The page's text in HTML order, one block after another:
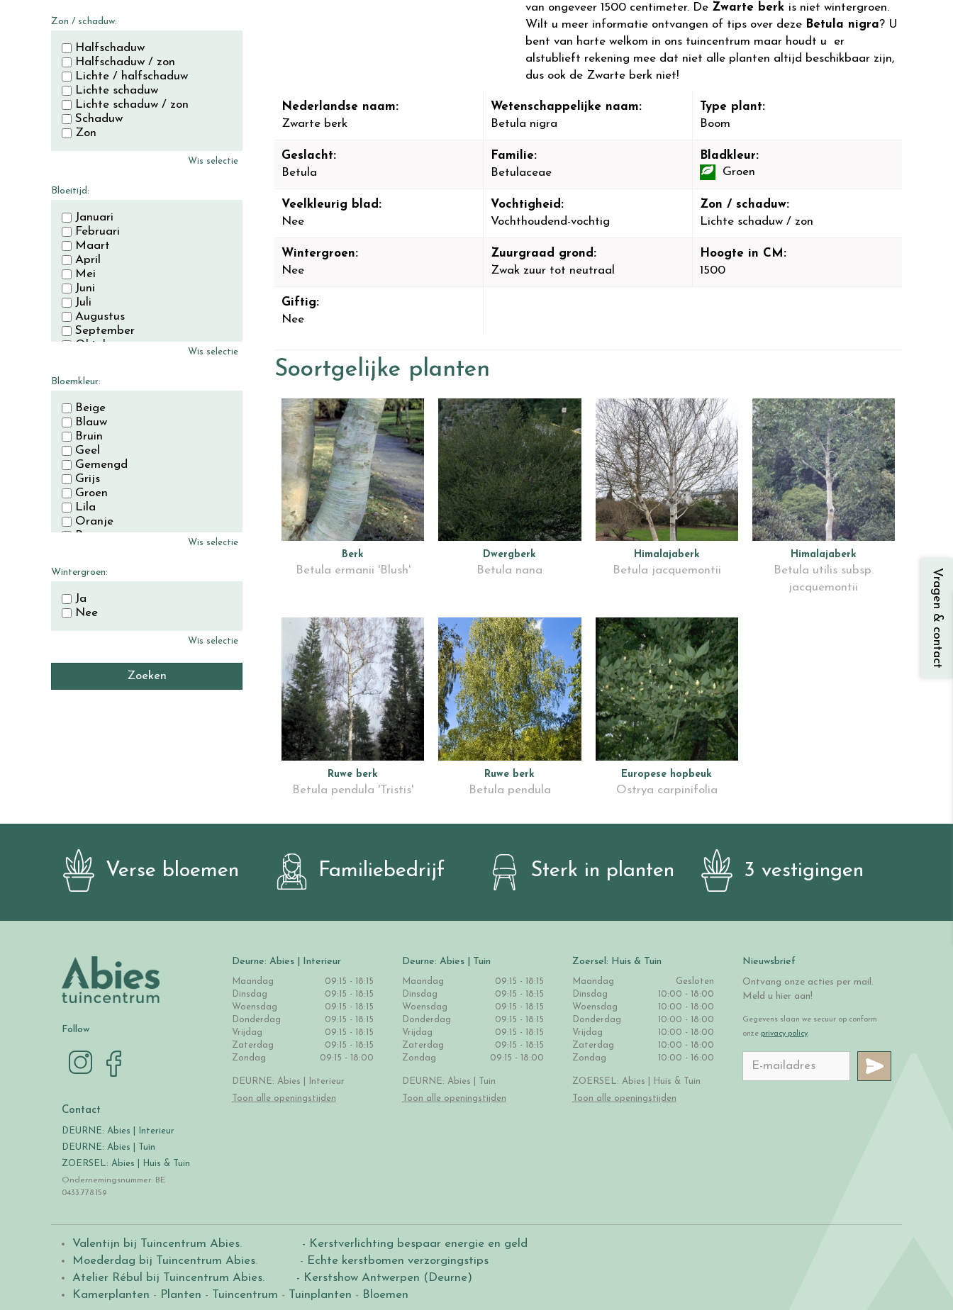
van ongeveer 1500 centimeter. De Zwarte berk is niet wintergroen.
Wilt u meer informatie ontvangen of tips over deze Betula nigra? U
bent van harte welkom in ons tuincentrum maar houdt u er
alstublieft rekening mee dat niet alle planten altijd beschikbaar zijn,
dus ook de Zwarte berk niet!
Nederlandse naam:
Zwarte berk
Wetenschappelijke naam:
Betula nigra
Type plant:
Boom
Geslacht:
Betula
Familie:
Betulaceae
Bladkleur:
Groen
Veelkleurig blad:
Nee
Vochtigheid:
Vochthoudend-vochtig
Zon / schaduw:
Lichte schaduw / zon
Wintergroen:
Nee
Zuurgraad grond:
Zwak zuur tot neutraal
Hoogte in CM:
1500
Giftig:
Nee
Soortgelijke planten
Berk
Betula ermanii 'Blush'
Dwergberk
Betula nana
Himalajaberk
Betula jacquemontii
Himalajaberk
Betula utilis subsp.
jacquemontii
Ruwe berk
Betula pendula 'Tristis'
Ruwe berk
Betula pendula
Europese hopbeuk
Ostrya carpinifolia
Zon / schaduw:
Halfschaduw
Halfschaduw / zon
Lichte / halfschaduw
Lichte schaduw
Lichte schaduw / zon
Schaduw
Zon
Wis selectie
Bloeitijd:
Januari
Februari
Maart
April
Mei
Juni
Juli
Augustus
September
Oktober
Wis selectie
Bloemkleur:
Beige
Blauw
Bruin
Geel
Gemengd
Grijs
Groen
Lila
Oranje
Paars
Wit
Zwart
Wis selectie
Wintergroen:
Ja
Nee
Wis selectie
Verse bloemen Familiebedrijf Sterk in planten 3 vestigingen
Follow
Contact
DEURNE: Abies | Interieur
DEURNE: Abies | Tuin
ZOERSEL: Abies | Huis & Tuin
Ondernemingsnummer: BE
0433.778.159
Deurne: Abies | Interieur
Maandag
09:15 - 18:15
Dinsdag
09:15 - 18:15
Woensdag
09:15 - 18:15
Donderdag
09:15 - 18:15
Vrijdag
09:15 - 18:15
Zaterdag
09:15 - 18:15
Zondag
09:15 - 18:00
DEURNE: Abies | Interieur
Toon alle openingstijden
Deurne: Abies | Tuin
Maandag
09:15 - 18:15
Dinsdag
09:15 - 18:15
Woensdag
09:15 - 18:15
Donderdag
09:15 - 18:15
Vrijdag
09:15 - 18:15
Zaterdag
09:15 - 18:15
Zondag
09:15 - 18:00
DEURNE: Abies | Tuin
Toon alle openingstijden
Zoersel: Huis & Tuin
Maandag
Gesloten
Dinsdag
10:00 - 18:00
Woensdag
10:00 - 18:00
Donderdag
10:00 - 18:00
Vrijdag
10:00 - 18:00
Zaterdag
10:00 - 18:00
Zondag
10:00 - 16:00
ZOERSEL: Abies | Huis & Tuin
Toon alle openingstijden
Nieuwsbrief
Ontvang onze acties per mail.
Meld u hier aan!
Gegevens slaan we secuur op conform
onze privacy policy.
Valentijn bij Tuincentrum Abies.
- Kerstverlichting bespaar energie en geld
Moederdag bij Tuincentrum Abies. - Echte kerstbomen verzorgingstips
Atelier Rébul bij Tuincentrum Abies.
- Kerstshow Antwerpen (Deurne)
Kamerplanten - Planten - Tuincentrum - Tuinplanten - Bloemen
Vragen & contact